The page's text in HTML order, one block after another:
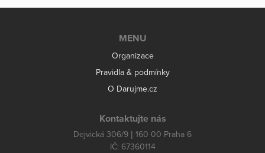
MENU
Organizace
Pravidla & podmínky
O Darujme.cz
Kontaktujte nás
Dejvická 306/9 | 160 00 Praha 6
IČ: 67360114